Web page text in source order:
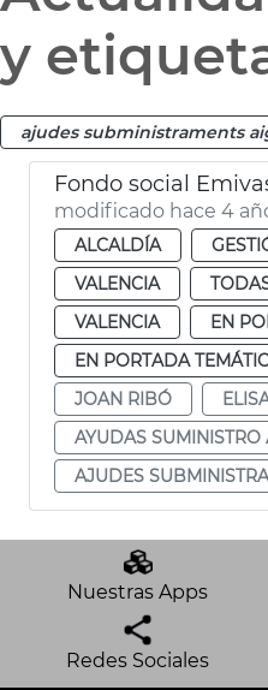
y
ajudes subministraments
Fondo social
modificado hace 4
ALCALDÍA
VALENCIA
VALENCIA
EN
EN PORTADA
JOAN RIBÓ
AYUDAS SUMINISTRO
AJUDES
Nuestras Apps
Redes Sociales